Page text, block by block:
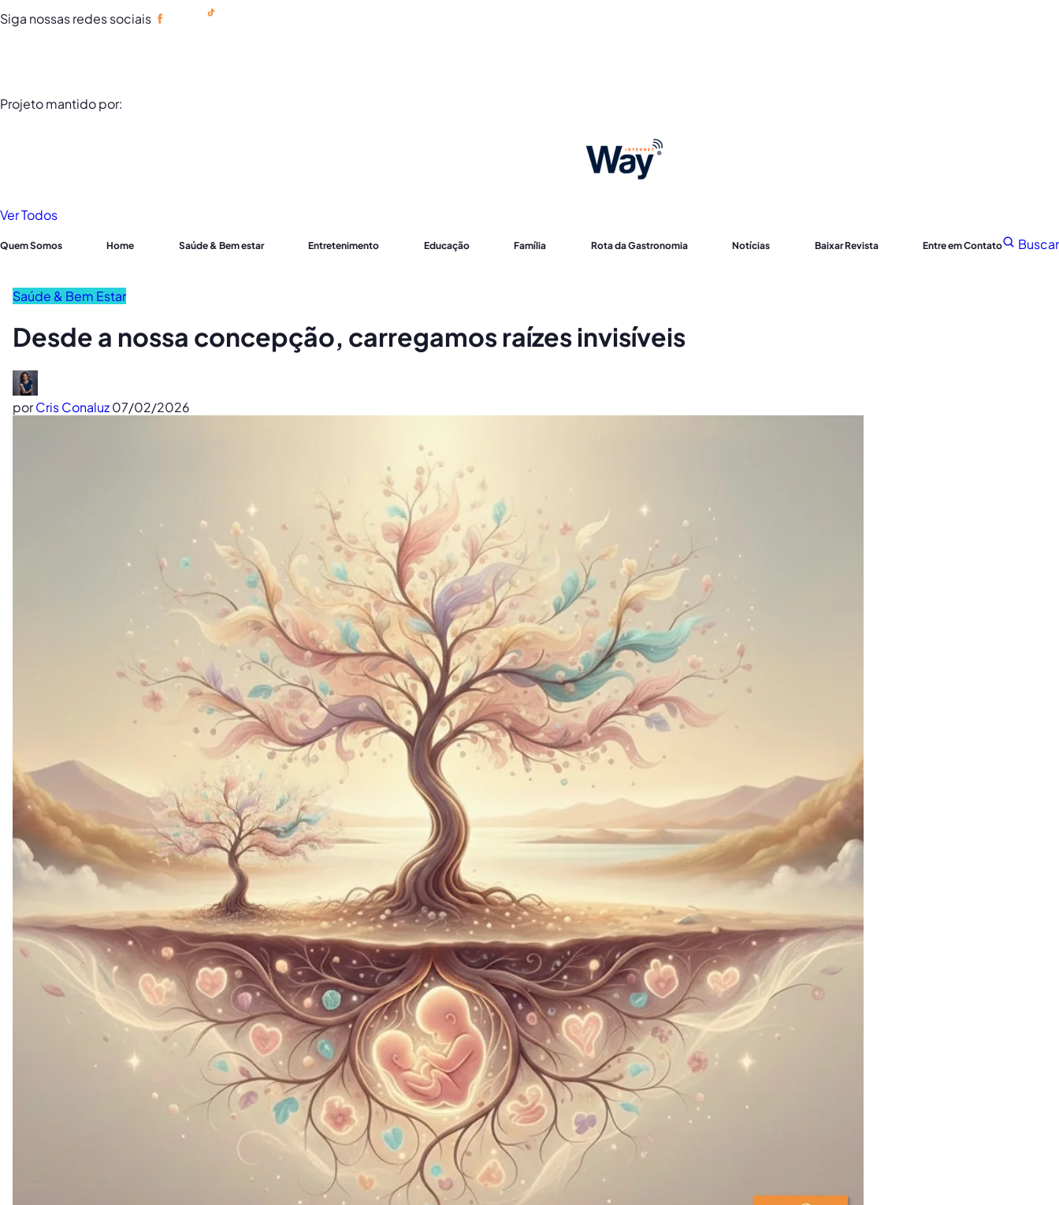
Siga nossas redes sociais
Projeto mantido por:
Ver Todos
Quem Somos Home Saúde & Bem estar Entretenimento Educação Família Rota da Gastronomia Notícias Baixar Revista Entre em Contato Buscar
Saúde & Bem Estar
Desde a nossa concepção, carregamos raízes invisíveis
porCris Conaluz07/02/2026